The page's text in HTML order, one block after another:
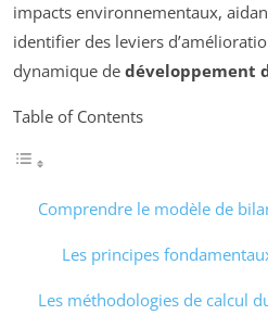
impacts environnementaux,
identifier des leviers
dynamique de développement
Table of Contents
Comprendre le modèle de
Les principes
Les méthodologies de calcul